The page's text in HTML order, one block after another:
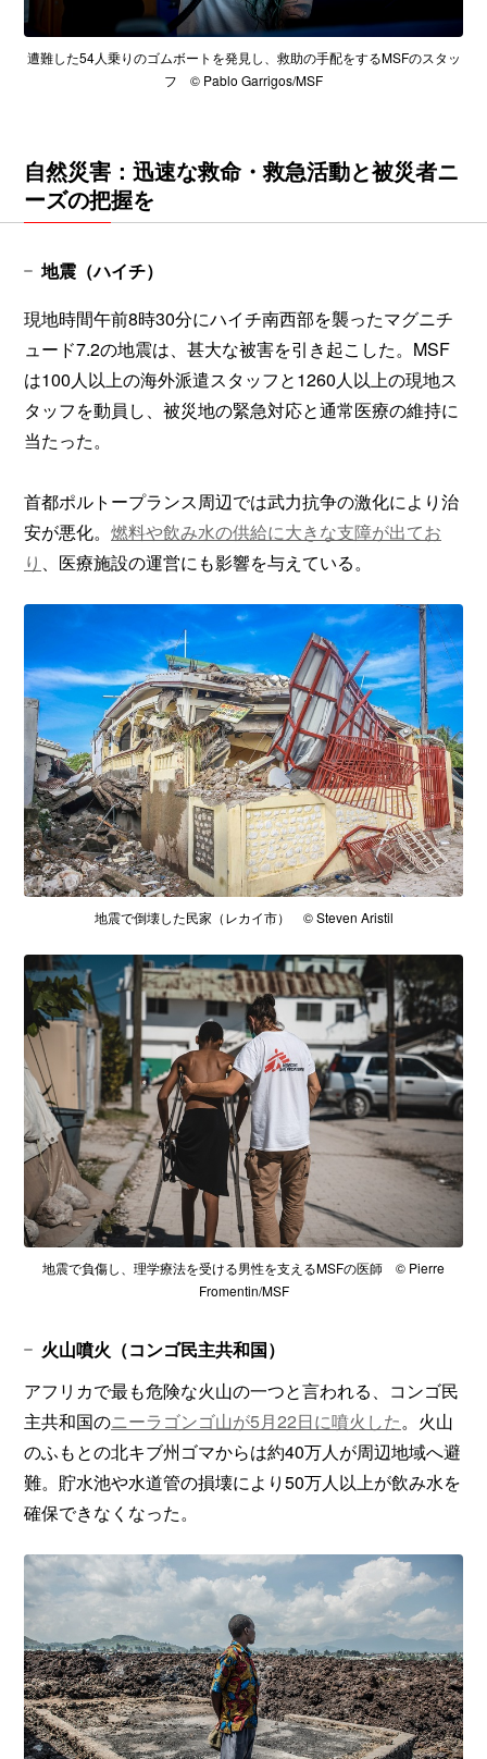
遭難した54人乗りのゴムボートを発見し、救助の手配をするMSFのスタッ
フ © Pablo Garrigos/MSF
自然災害：迅速な救命・救急活動と被災者ニ
ーズの把握を
地震（ハイチ）
現地時間午前8時30分にハイチ南西部を襲ったマグニチ
ュード7.2の地震は、甚大な被害を引き起こした。MSF
は100人以上の海外派遣スタッフと1260人以上の現地ス
タッフを動員し、被災地の緊急対応と通常医療の維持に
当たった。
首都ポルトープランス周辺では武力抗争の激化により治
安が悪化。 燃料や飲み水の供給に大きな支障が出てお
り 、医療施設の運営にも影響を与えている。
地震で倒壊した民家（レカイ市） © Steven Aristil
地震で負傷し、理学療法を受ける男性を支えるMSFの医師 © Pierre
Fromentin/MSF
火山噴火（コンゴ民主共和国）
アフリカで最も危険な火山の一つと言われる、コンゴ民
主共和国のニーラゴンゴ山が5月22日に噴火した。火山
のふもとの北キブ州ゴマからは約40万人が周辺地域へ避
難。貯水池や水道管の損壊により50万人以上が飲み水を
確保できなくなった。